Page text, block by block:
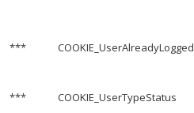
*** COOKIE_UserAlreadyLogged
***
COOKIE_UserTypeStatus